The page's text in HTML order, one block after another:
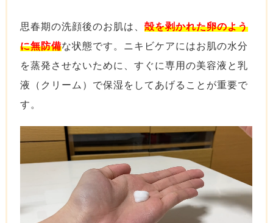
思春期の洗顔後のお肌は、殻を剥かれた卵のよう
に無防備な状態です。ニキビケアにはお肌の水分
を蒸発させないために、すぐに専用の美容液と乳
液（クリーム）で保湿をしてあげることが重要で
す。